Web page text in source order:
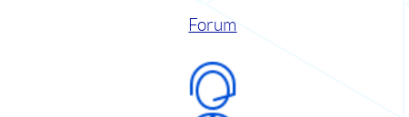
Forum